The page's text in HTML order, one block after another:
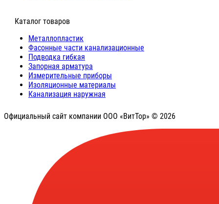
⠀Каталог товаров
Металлопластик
Фасонные части канализационные
Подводка гибкая
Запорная арматура
Измерительные приборы
Изоляционные материалы
Канализация наружная
Официальный сайт компании ООО «ВитТор» © 2026